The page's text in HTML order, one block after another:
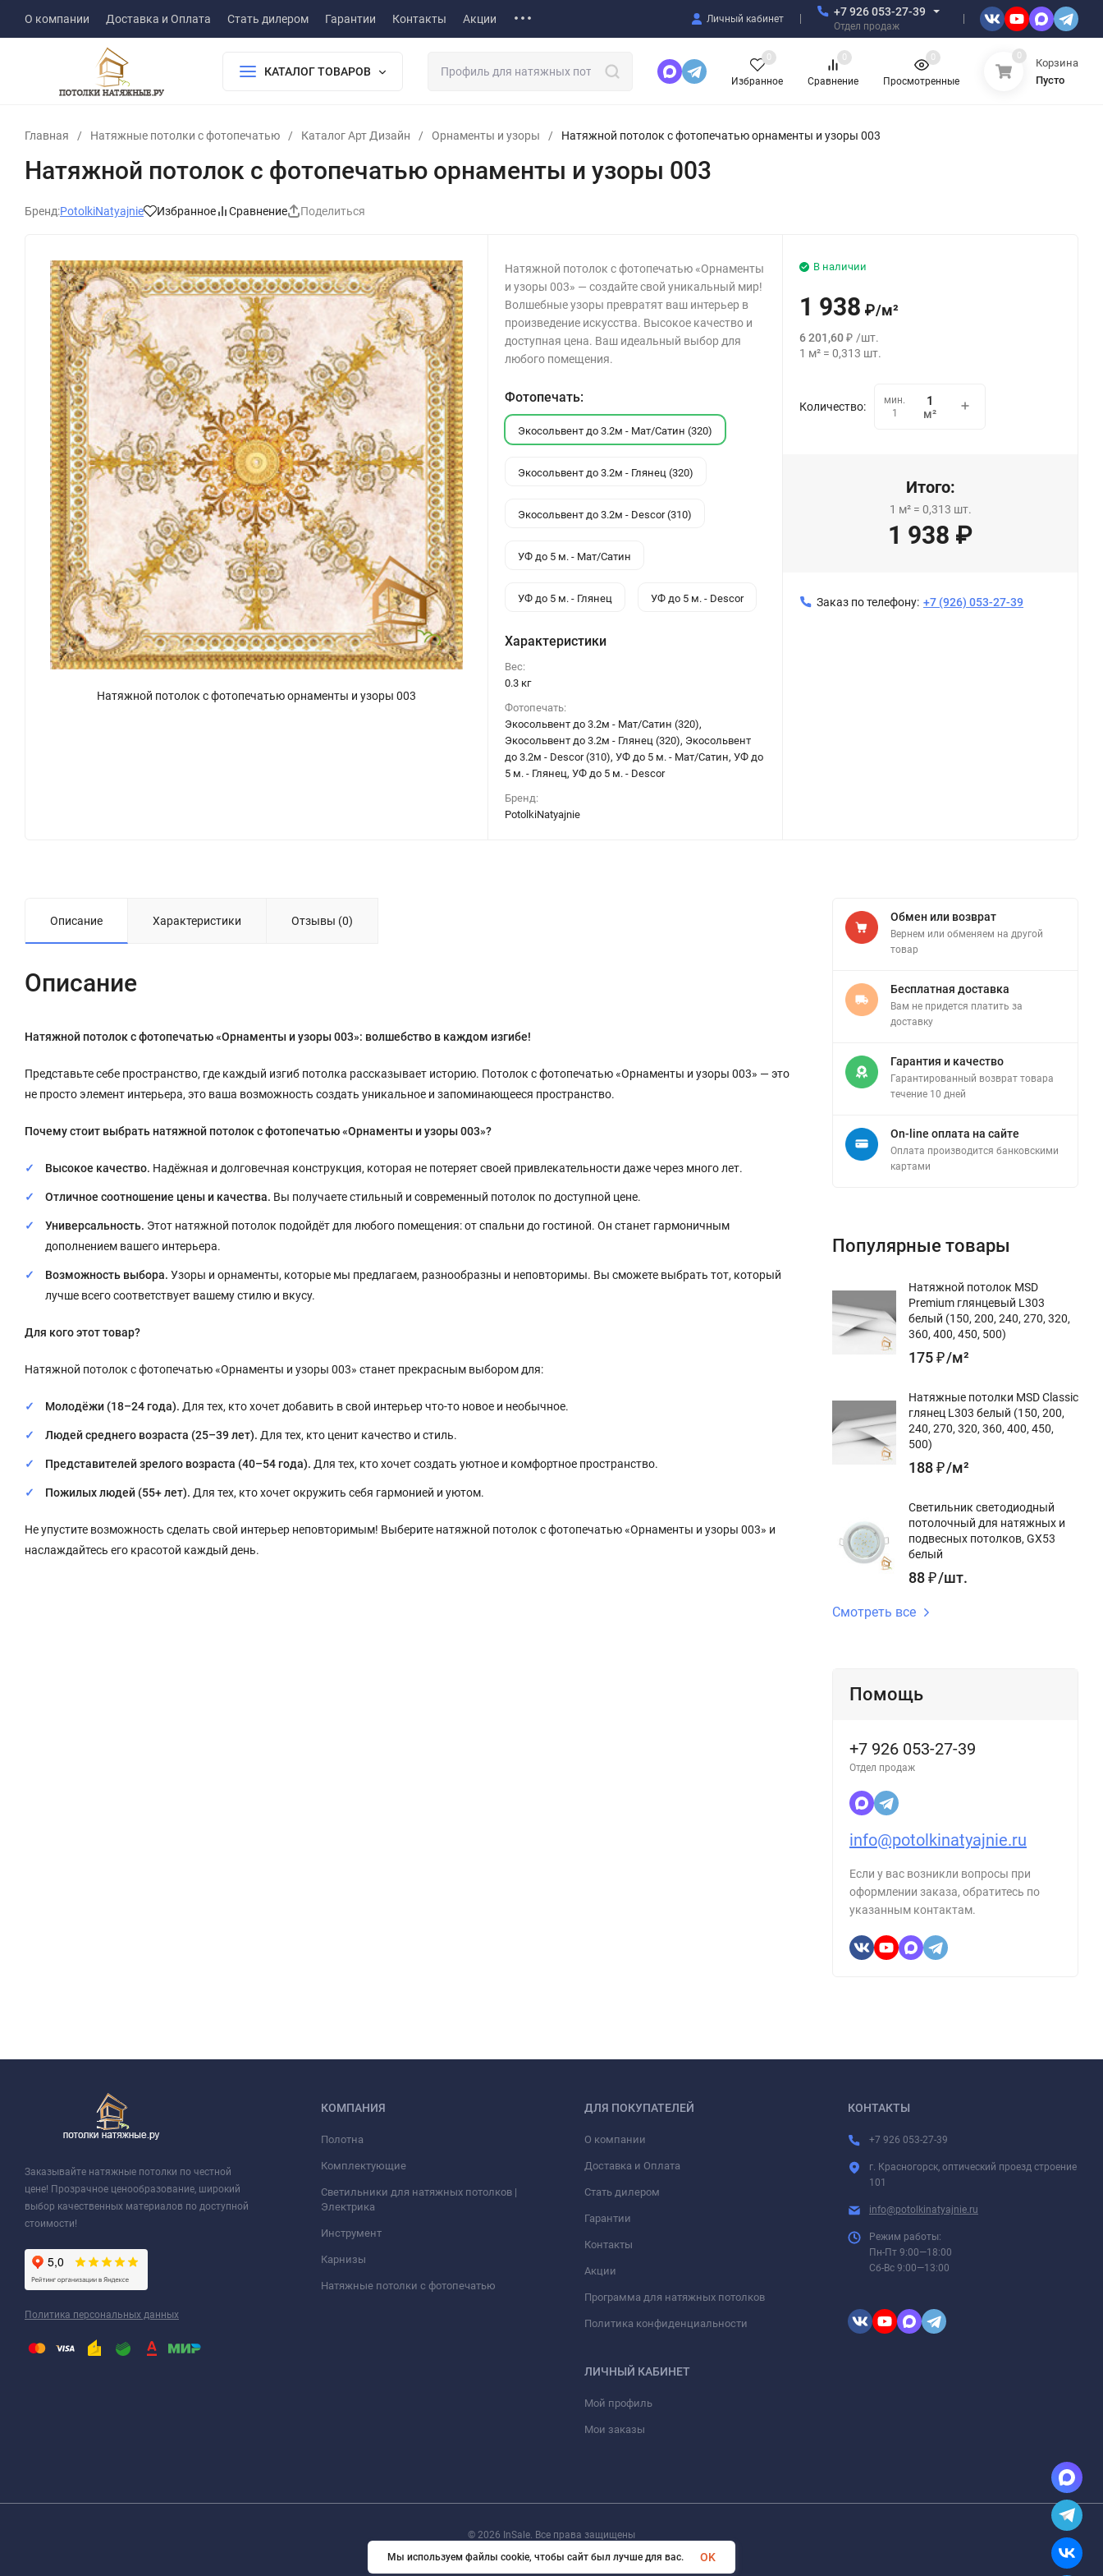
О компании Доставка и Оплата Стать дилером Гарантии Контакты Акции Личный кабинет
+7 926 053-27-39
Отдел продаж
КАТАЛОГ ТОВАРОВ
Избранное
0
Сравнение
0
Просмотренные
0 0
Корзина
Пусто
Главная / Натяжные потолки с фотопечатью / Каталог Арт Дизайн / Орнаменты и узоры / Натяжной потолок с фотопечатью орнаменты и узоры 003
Натяжной потолок с фотопечатью орнаменты и узоры 003
Бренд:PotolkiNatyajnie Избранное Сравнение Поделиться
Натяжной потолок с фотопечатью орнаменты и узоры 003
Натяжной потолок с фотопечатью «Орнаменты
и узоры 003» — создайте свой уникальный мир!
Волшебные узоры превратят ваш интерьер в
произведение искусства. Высокое качество и
доступная цена. Ваш идеальный выбор для
любого помещения.
Фотопечать:
Экосольвент до 3.2м - Мат/Сатин (320)
Экосольвент до 3.2м - Глянец (320)
Экосольвент до 3.2м - Descor (310)
УФ до 5 м. - Мат/Сатин
УФ до 5 м. - Глянец УФ до 5 м. - Descor
Характеристики
Вес:
0.3 кг
Фотопечать:
Экосольвент до 3.2м - Мат/Сатин (320),
Экосольвент до 3.2м - Глянец (320), Экосольвент
до 3.2м - Descor (310), УФ до 5 м. - Мат/Сатин, УФ до
5 м. - Глянец, УФ до 5 м. - Descor
Бренд:
PotolkiNatyajnie
В наличии
1 938 ₽/м²
6 201,60₽ /шт.
1 м² =0,313 шт.
Количество:
мин.
1
м²
Итого:
1 м²= 0,313 шт.
1 938 ₽
Заказ по телефону: +7 (926) 053-27-39
Описание Характеристики Отзывы (0)
Описание
Натяжной потолок с фотопечатью «Орнаменты и узоры 003»: волшебство в каждом изгибе!
Представьте себе пространство, где каждый изгиб потолка рассказывает историю. Потолок с фотопечатью «Орнаменты и узоры 003» — это
не просто элемент интерьера, это ваша возможность создать уникальное и запоминающееся пространство.
Почему стоит выбрать натяжной потолок с фотопечатью «Орнаменты и узоры 003»?
Высокое качество. Надёжная и долговечная конструкция, которая не потеряет своей привлекательности даже через много лет.
Отличное соотношение цены и качества. Вы получаете стильный и современный потолок по доступной цене.
Универсальность. Этот натяжной потолок подойдёт для любого помещения: от спальни до гостиной. Он станет гармоничным
дополнением вашего интерьера.
Возможность выбора. Узоры и орнаменты, которые мы предлагаем, разнообразны и неповторимы. Вы сможете выбрать тот, который
лучше всего соответствует вашему стилю и вкусу.
Для кого этот товар?
Натяжной потолок с фотопечатью «Орнаменты и узоры 003» станет прекрасным выбором для:
Молодёжи (18–24 года). Для тех, кто хочет добавить в свой интерьер что-то новое и необычное.
Людей среднего возраста (25–39 лет). Для тех, кто ценит качество и стиль.
Представителей зрелого возраста (40–54 года). Для тех, кто хочет создать уютное и комфортное пространство.
Пожилых людей (55+ лет). Для тех, кто хочет окружить себя гармонией и уютом.
Не упустите возможность сделать свой интерьер неповторимым! Выберите натяжной потолок с фотопечатью «Орнаменты и узоры 003» и
наслаждайтесь его красотой каждый день.
Обмен или возврат
Вернем или обменяем на другой
товар
Бесплатная доставка
Вам не придется платить за
доставку
Гарантия и качество
Гарантированный возврат товара
течение 10 дней
On-line оплата на сайте
Оплата производится банковскими
картами
Популярные товары
Натяжной потолок MSD
Premium глянцевый L303
белый (150, 200, 240, 270, 320,
360, 400, 450, 500)
175₽/м²
Натяжные потолки MSD Classic
глянец L303 белый (150, 200,
240, 270, 320, 360, 400, 450,
500)
188₽/м²
Светильник светодиодный
потолочный для натяжных и
подвесных потолков, GX53
белый
88₽/шт.
Смотреть все
Помощь
+7 926 053-27-39
Отдел продаж
info@potolkinatyajnie.ru
Если у вас возникли вопросы при
оформлении заказа, обратитесь по
указанным контактам.
Заказывайте натяжные потолки по честной
цене! Прозрачное ценообразование, широкий
выбор качественных материалов по доступной
стоимости!
Политика персональных данных
КОМПАНИЯ
Полотна
Комплектующие
Светильники для натяжных потолков |
Электрика
Инструмент
Карнизы
Натяжные потолки с фотопечатью
ДЛЯ ПОКУПАТЕЛЕЙ
О компании
Доставка и Оплата
Стать дилером
Гарантии
Контакты
Акции
Программа для натяжных потолков
Политика конфиденциальности
ЛИЧНЫЙ КАБИНЕТ
Мой профиль
Мои заказы
КОНТАКТЫ
+7 926 053-27-39
г. Красногорск, оптический проезд строение
101
info@potolkinatyajnie.ru
Режим работы:
Пн-Пт 9:00—18:00
Сб-Вс 9:00—13:00
© 2026 InSale. Все права защищены
Мы используем файлы cookie, чтобы сайт был лучше для вас.
OK